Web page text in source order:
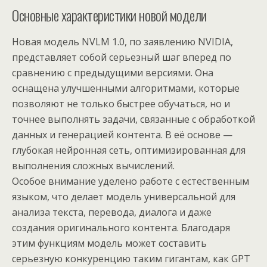
Основные характеристики новой модели
Новая модель NVLM 1.0, по заявлению NVIDIA,
представляет собой серьезный шаг вперед по
сравнению с предыдущими версиями. Она
оснащена улучшенными алгоритмами, которые
позволяют не только быстрее обучаться, но и
точнее выполнять задачи, связанные с обработкой
данных и генерацией контента. В её основе —
глубокая нейронная сеть, оптимизированная для
выполнения сложных вычислений.
Особое внимание уделено работе с естественным
языком, что делает модель универсальной для
анализа текста, перевода, диалога и даже
создания оригинального контента. Благодаря
этим функциям модель может составить
серьезную конкуренцию таким гигантам, как GPT